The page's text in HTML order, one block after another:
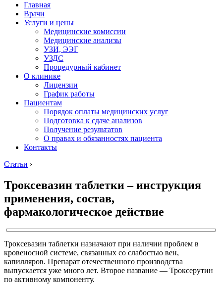
Главная
Врачи
Услуги и цены
Медицинские комиссии
Медицинские анализы
УЗИ, ЭЭГ
УЗДС
Процедурный кабинет
О клинике
Лицензии
График работы
Пациентам
Порядок оплаты медицинских услуг
Подготовка к сдаче анализов
Получение результатов
О правах и обязанностях пациента
Контакты
Статьи ›
Троксевазин таблетки – инструкция
применения, состав,
фармакологическое действие
Троксевазин таблетки назначают при наличии проблем в
кровеносной системе, связанных со слабостью вен,
капилляров. Препарат отечественного производства
выпускается уже много лет. Второе название — Троксерутин
по активному компоненту.